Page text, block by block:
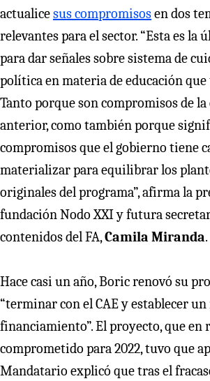
actualicesus compromisosen dos
relevantes para el sector. “Esta es
para dar señales sobre sistema de
política en materia de educación que
Tanto porque son compromisos de
anterior, como también porque
compromisos que el gobierno tiene
materializar para equilibrar los
originales del programa”, afirma la
fundación Nodo XXI y futura
contenidos del FA,Camila Miranda.
Hace casi un año, Boric renovó su
“terminar con el CAE y establecer
financiamiento”. El proyecto, que en
comprometido para 2022, tuvo que
Mandatario explicó que tras el